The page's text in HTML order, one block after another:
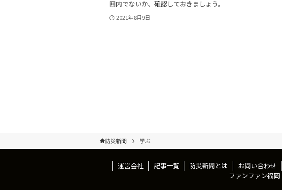
囲内でないか、確認しておきましょう。
2021年8月9日
防災新聞 学ぶ
運営会社 記事一覧 防災新聞とは お問い合わせ
ファンファン福岡